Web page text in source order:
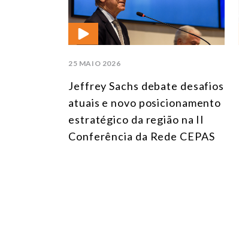
25 MAIO 2026
Jeffrey Sachs debate desafios
atuais e novo posicionamento
estratégico da região na II
Conferência da Rede CEPAS